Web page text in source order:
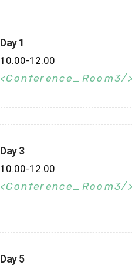
Day 1
10.00-12.00
Conference_Room3
Day 3
10.00-12.00
Conference_Room3
Day 5